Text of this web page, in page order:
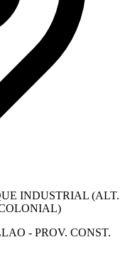
INDUSTRIAL (ALT.
- PROV. CONST.